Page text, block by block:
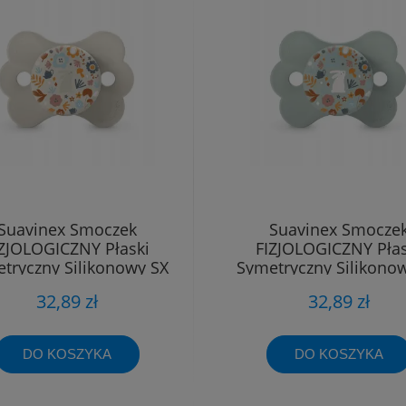
Smoczek
Płaski
Silikonowy SX
32,89 zł
DO KOSZYKA
Suavinex
FIZJOLOGICZNY
Symetryczny
32,89 zł
DO KOSZYKA